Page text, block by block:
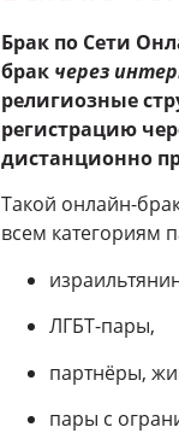
Брак по Сети
брак через
религиозные
регистрацию
дистанционно
Такой онлайн-
всем категориям
ЛГБТ-пары,
партнёры,
пары с